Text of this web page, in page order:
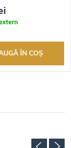
zile pentru
Vânzător
ÎN COŞ